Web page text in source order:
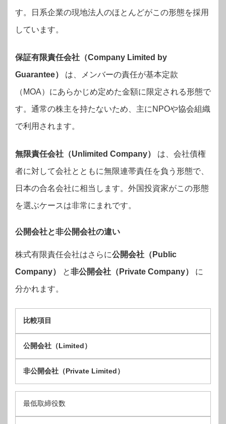
す。日系企業の現地法人のほとんどがこの形態を採用
しています。
保証有限責任会社（Company Limited by
Guarantee）
は、メンバーの責任が基本定款
（MOA）にあらかじめ定めた金額に限定される形態で
す。通常の株主を持たないため、主にNPOや協会組織
で利用されます。
無限責任会社（Unlimited Company）
は、会社債権
者に対して会社とともに無限連帯責任を負う形態で、
日本の合名会社に相当します。外国投資家がこの形態
を選ぶケースは非常にまれです。
公開会社と非公開会社の違い
株式有限責任会社はさらに公開会社（Public
Company）
と非公開会社（Private Company）
に
分かれます。
比較項目
公開会社（Limited）
非公開会社（Private Limited）
最低取締役数